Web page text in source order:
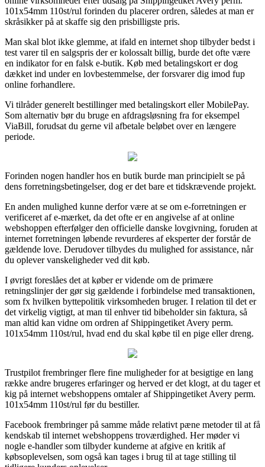
101x54mm 110st/rul forinden du placerer ordren, således at man er
skråsikker på at skaffe sig den prisbilligste pris.
Man skal blot ikke glemme, at ifald en internet shop tilbyder bedst i
test varer til en salgspris der er kolossalt billig, burde det ofte være
en indikator for en falsk e-butik. Køb med betalingskort er dog
dækket ind under en lovbestemmelse, der forsvarer dig imod fup
online forhandlere.
Vi tilråder generelt bestillinger med betalingskort eller MobilePay.
Som alternativ bør du bruge en afdragsløsning fra for eksempel
ViaBill, forudsat du gerne vil afbetale beløbet over en længere
periode.
Forinden nogen handler hos en butik burde man principielt se på
dens forretningsbetingelser, dog er det bare et tidskrævende projekt.
En anden mulighed kunne derfor være at se om e-forretningen er
verificeret af e-mærket, da det ofte er en angivelse af at online
webshoppen efterfølger den officielle danske lovgivning, foruden at
internet forretningen løbende revurderes af eksperter der forstår de
gældende love. Derudover tilbydes du mulighed for assistance, når
du oplever vanskeligheder ved dit køb.
I øvrigt foreslåes det at køber er vidende om de primære
retningslinjer der gør sig gældende i forbindelse med transaktionen,
som fx hvilken byttepolitik virksomheden bruger. I relation til det er
det virkelig vigtigt, at man til enhver tid bibeholder sin faktura, så
man altid kan vidne om ordren af Shippingetiket Avery perm.
101x54mm 110st/rul, hvad end du skal købe til en pige eller dreng.
Trustpilot frembringer flere fine muligheder for at besigtige en lang
række andre brugeres erfaringer og herved er det klogt, at du tager et
kig på internet webshoppens omtaler af Shippingetiket Avery perm.
101x54mm 110st/rul før du bestiller.
Facebook frembringer på samme måde relativt pæne metoder til at få
kendskab til internet webshoppens troværdighed. Her møder vi
nogle e-handler som tilbyder kunderne at afgive en kritik af
købsoplevelsen, som også kan tages i brug til at tage stilling til